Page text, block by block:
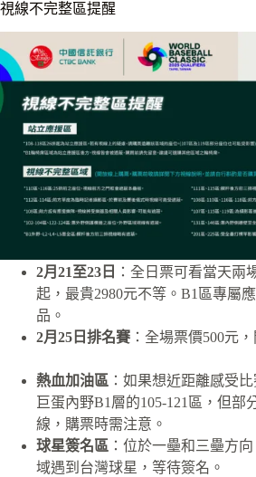
視線不完整區提醒
2月21至23日 ： 全日票可看當天兩
起，最貴2980元不等。 B1區專屬
品 。
2月25日排名賽 ：全場票價500元
熱血加油區 ：如果想近距離感受
巨蛋內野B1層的105-121區 ，但部
線 ，購票時需注意。
球星簽名區 ：位於一壘和三壘方向
域遇到台灣球星，等待簽名。